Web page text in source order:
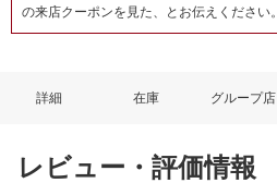
の来店クーポンを見た、とお伝えください。
詳細 在庫 グループ店
レビュー・評価情報